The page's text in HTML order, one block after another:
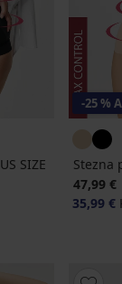
SIZE
-25 %
Stezna
47,99 €
35,99 €